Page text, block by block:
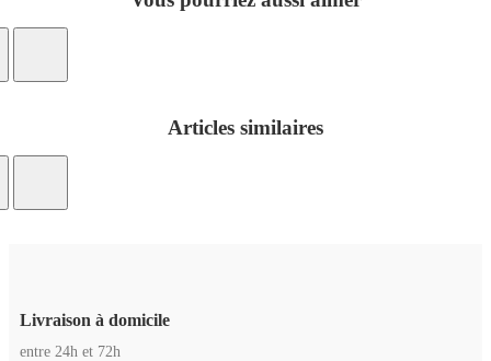
Articles similaires
Livraison à domicile
entre 24h et 72h